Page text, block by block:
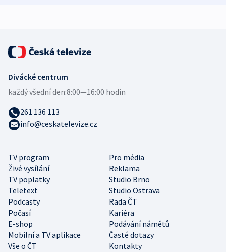
TV program
Pro média
Živé vysílání
Reklama
TV poplatky
Studio Brno
Teletext
Studio Ostrava
Podcasty
Rada ČT
Počasí
Kariéra
E-shop
Podávání námětů
Mobilní a TV aplikace
Časté dotazy
Vše o ČT
Kontakty
Divácké centrum
každý všední den:8:00—16:00 hodin
261 136 113
info@ceskatelevize.cz